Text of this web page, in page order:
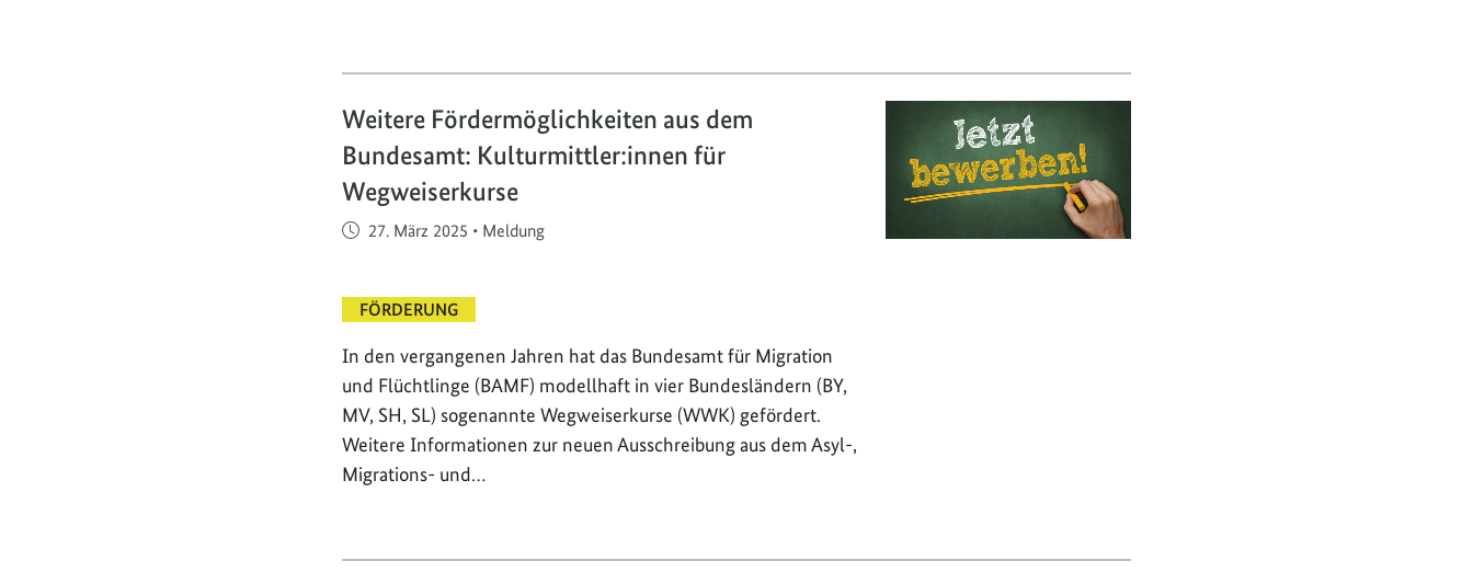
Weitere Fördermöglichkeiten aus dem
Bundesamt: Kulturmittler:innen für
Wegweiserkurse
Veröffentlicht am
27. März 2025 • Meldung
FÖRDERUNG
In den vergangenen Jahren hat das Bundesamt für Migration
und Flüchtlinge (BAMF) modellhaft in vier Bundesländern (BY,
MV, SH, SL) sogenannte Wegweiserkurse (WWK) gefördert.
Weitere Informationen zur neuen Ausschreibung aus dem Asyl-,
Migrations- und…